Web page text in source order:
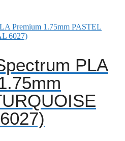
PLA